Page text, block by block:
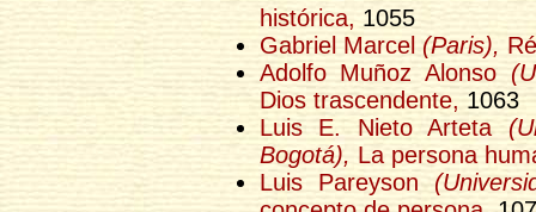
histórica, 1055
Gabriel Marcel (Paris),
Adolfo Muñoz Alonso
Dios trascendente, 1063
Luis E. Nieto Arteta
Bogotá), La persona
Luis Pareyson